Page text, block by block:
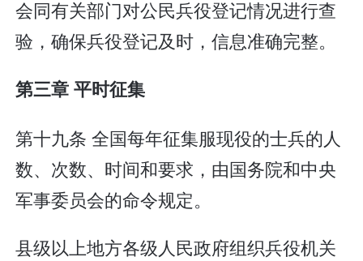
会同有关部门对公民兵役登记情况进行查
验，确保兵役登记及时，信息准确完整。
第三章 平时征集
第十九条 全国每年征集服现役的士兵的人
数、次数、时间和要求，由国务院和中央
军事委员会的命令规定。
县级以上地方各级人民政府组织兵役机关